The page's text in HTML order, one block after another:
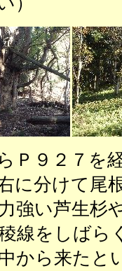
Ｐ９２７を
に分けて尾
強い芦生杉
線をしばら
から来たと